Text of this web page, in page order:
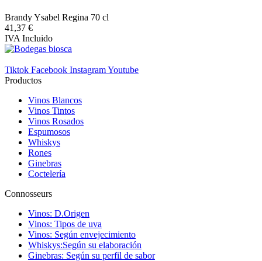
Brandy Ysabel Regina 70 cl
41,37 €
IVA Incluido
Tiktok Facebook InstagramYoutube
Productos
Vinos Blancos
Vinos Tintos
Vinos Rosados
Espumosos
Whiskys
Rones
Ginebras
Coctelería
Connosseurs
Vinos: D.Origen
Vinos: Tipos de uva
Vinos: Según envejecimiento
Whiskys:Según su elaboración
Ginebras: Según su perfil de sabor